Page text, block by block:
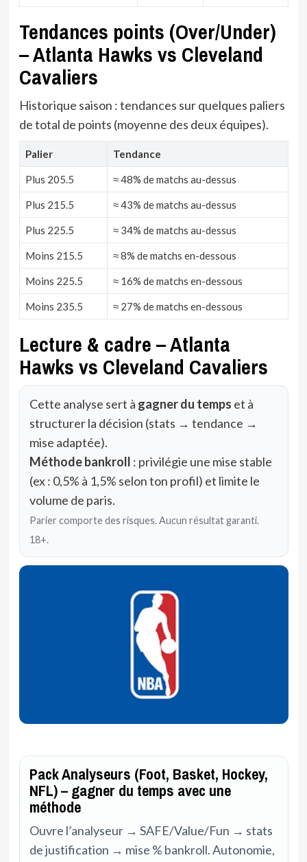
Tendances points (Over/Under)
– Atlanta Hawks vs Cleveland
Cavaliers
Historique saison : tendances sur quelques paliers
de total de points (moyenne des deux équipes).
Palier Tendance
Plus 205.5 ≈ 48% de matchs au-dessus
Plus 215.5 ≈ 43% de matchs au-dessus
Plus 225.5 ≈ 34% de matchs au-dessus
Moins 215.5 ≈ 8% de matchs en-dessous
Moins 225.5 ≈ 16% de matchs en-dessous
Moins 235.5 ≈ 27% de matchs en-dessous
Lecture & cadre – Atlanta
Hawks vs Cleveland Cavaliers
Cette analyse sert à gagner du temps et à
structurer la décision (stats → tendance →
mise adaptée).
Méthode bankroll : privilégie une mise stable
(ex : 0,5% à 1,5% selon ton profil) et limite le
volume de paris.
Parier comporte des risques. Aucun résultat garanti.
18+.
Pack Analyseurs (Foot, Basket, Hockey,
NFL) – gagner du temps avec une
méthode
Ouvre l’analyseur → SAFE/Value/Fun → stats
de justification → mise % bankroll. Autonomie,